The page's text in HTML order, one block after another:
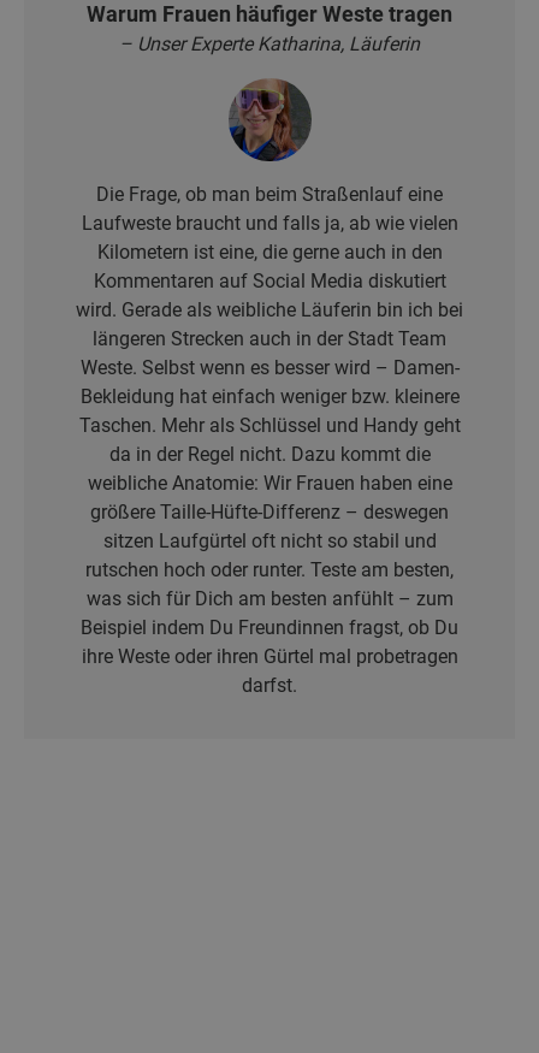
Warum Frauen häufiger Weste tragen
– Unser Experte Katharina, Läuferin
Die Frage, ob man beim Straßenlauf eine
Laufweste braucht und falls ja, ab wie vielen
Kilometern ist eine, die gerne auch in den
Kommentaren auf Social Media diskutiert
wird. Gerade als weibliche Läuferin bin ich bei
längeren Strecken auch in der Stadt Team
Weste. Selbst wenn es besser wird – Damen-
Bekleidung hat einfach weniger bzw. kleinere
Taschen. Mehr als Schlüssel und Handy geht
da in der Regel nicht. Dazu kommt die
weibliche Anatomie: Wir Frauen haben eine
größere Taille-Hüfte-Differenz – deswegen
sitzen Laufgürtel oft nicht so stabil und
rutschen hoch oder runter. Teste am besten,
was sich für Dich am besten anfühlt – zum
Beispiel indem Du Freundinnen fragst, ob Du
ihre Weste oder ihren Gürtel mal probetragen
darfst.